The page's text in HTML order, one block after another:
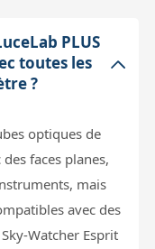
PLUS
toutes les
?
optiques de
faces planes,
mais
avec des
Watcher Esprit